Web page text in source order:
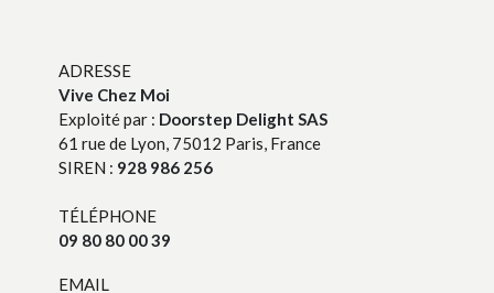
ADRESSE
Vive Chez Moi
Exploité par : Doorstep Delight SAS
61 rue de Lyon, 75012 Paris, France
SIREN : 928 986 256
TÉLÉPHONE
09 80 80 00 39
EMAIL